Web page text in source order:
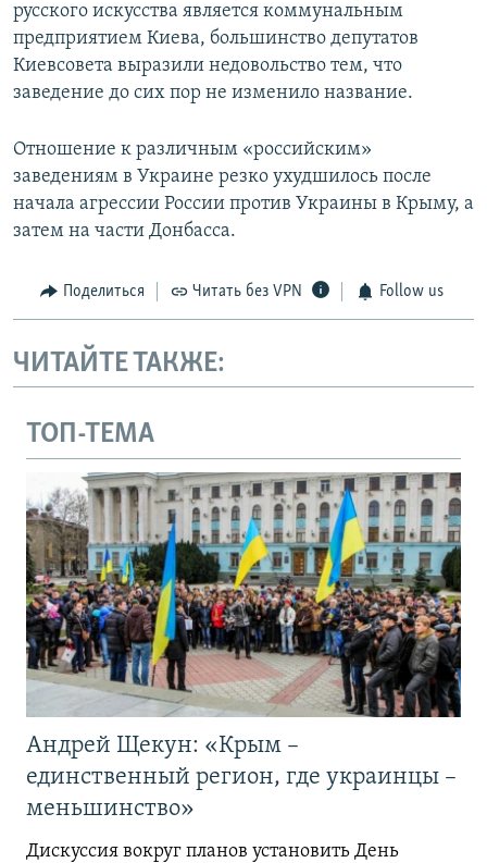
русского искусства является коммунальным
предприятием Киева, большинство депутатов
Киевсовета выразили недовольство тем, что
заведение до сих пор не изменило название.
Отношение к различным «российским»
заведениям в Украине резко ухудшилось после
начала агрессии России против Украины в Крыму, а
затем на части Донбасса.
Поделиться Читать без VPN Follow us
ЧИТАЙТЕ ТАКЖЕ:
ТОП-ТЕМА
Андрей Щекун: «Крым –
единственный регион, где украинцы –
меньшинство»
Дискуссия вокруг планов установить День